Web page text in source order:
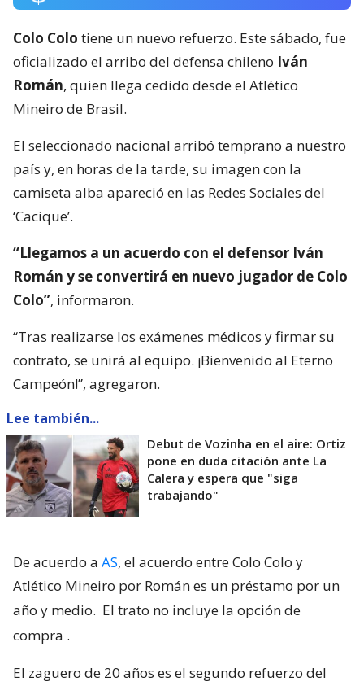
Colo Colo tiene un nuevo refuerzo. Este sábado, fue
oficializado el arribo del defensa chileno Iván
Román, quien llega cedido desde el Atlético
Mineiro de Brasil.
El seleccionado nacional arribó temprano a nuestro
país y, en horas de la tarde, su imagen con la
camiseta alba apareció en las Redes Sociales del
‘Cacique’.
“Llegamos a un acuerdo con el defensor Iván
Román y se convertirá en nuevo jugador de Colo
Colo”, informaron.
“Tras realizarse los exámenes médicos y firmar su
contrato, se unirá al equipo. ¡Bienvenido al Eterno
Campeón!”, agregaron.
Lee también...
Debut de Vozinha en el aire: Ortiz
pone en duda citación ante La
Calera y espera que "siga
trabajando"
De acuerdo a AS, el acuerdo entre Colo Colo y
Atlético Mineiro por Román es un préstamo por un
año y medio. El trato no incluye la opción de
compra .
El zaguero de 20 años es el segundo refuerzo del